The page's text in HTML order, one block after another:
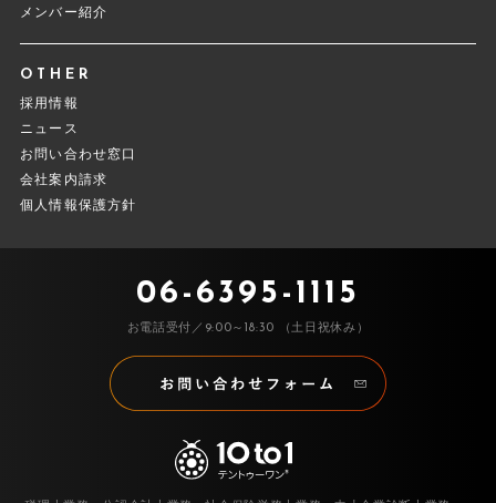
メンバー紹介
OTHER
採用情報
ニュース
お問い合わせ窓口
会社案内請求
個人情報保護方針
06-6395-1115
お電話受付／9:00～18:30 （土日祝休み）